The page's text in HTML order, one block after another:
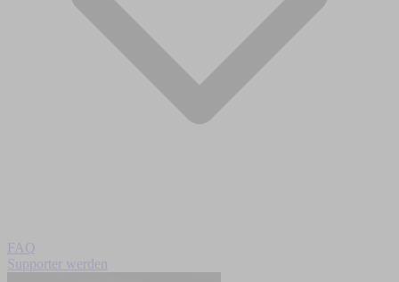
FAQ
Supporter werden